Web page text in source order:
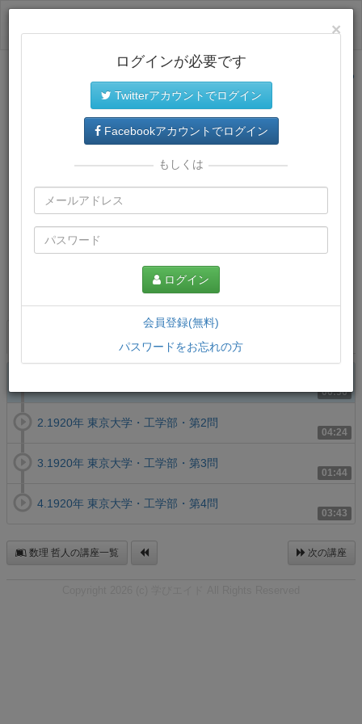
サイトトップに戻る
06:56
04:24
2.1920年 東京大学・工学部・第2問
01:44
3.1920年 東京大学・工学部・第3問
03:43
4.1920年 東京大学・工学部・第4問
数理 哲人の講座一覧 次の講座
×
ログインが必要です
Twitterアカウントでログイン
Facebookアカウントでログイン
もしくは
ログイン
会員登録(無料)
パスワードをお忘れの方